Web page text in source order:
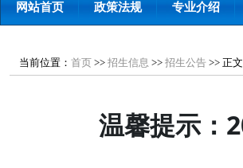
网站首页 政策法规 专业介绍
当前位置： 首页 >> 招生信息 >> 招生公告 >> 正文
温馨提示：